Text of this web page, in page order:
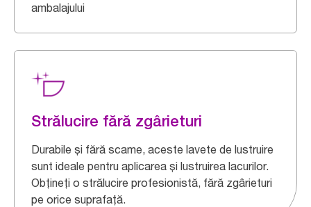
ambalajului
Strălucire fără zgârieturi
Durabile și fără scame, aceste lavete de lustruire
sunt ideale pentru aplicarea și lustruirea lacurilor.
Obțineți o strălucire profesionistă, fără zgârieturi
pe orice suprafață.